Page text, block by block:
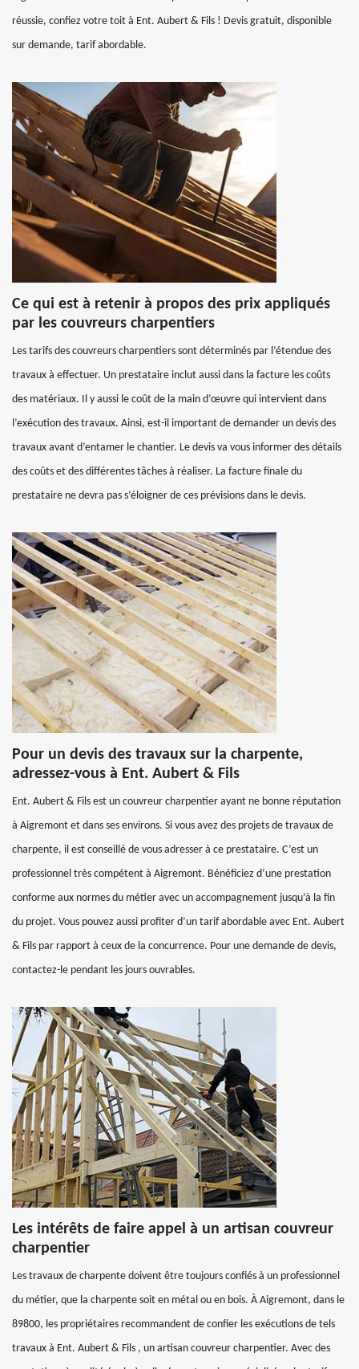
réussie, confiez votre toit à Ent. Aubert & Fils ! Devis gratuit, disponible
sur demande, tarif abordable.
Ce qui est à retenir à propos des prix appliqués
par les couvreurs charpentiers
Les tarifs des couvreurs charpentiers sont déterminés par l’étendue des
travaux à effectuer. Un prestataire inclut aussi dans la facture les coûts
des matériaux. Il y aussi le coût de la main d’œuvre qui intervient dans
l’exécution des travaux. Ainsi, est-il important de demander un devis des
travaux avant d’entamer le chantier. Le devis va vous informer des détails
des coûts et des différentes tâches à réaliser. La facture finale du
prestataire ne devra pas s’éloigner de ces prévisions dans le devis.
Pour un devis des travaux sur la charpente,
adressez-vous à Ent. Aubert & Fils
Ent. Aubert & Fils est un couvreur charpentier ayant ne bonne réputation
à Aigremont et dans ses environs. Si vous avez des projets de travaux de
charpente, il est conseillé de vous adresser à ce prestataire. C’est un
professionnel très compétent à Aigremont. Bénéficiez d’une prestation
conforme aux normes du métier avec un accompagnement jusqu’à la fin
du projet. Vous pouvez aussi profiter d’un tarif abordable avec Ent. Aubert
& Fils par rapport à ceux de la concurrence. Pour une demande de devis,
contactez-le pendant les jours ouvrables.
Les intérêts de faire appel à un artisan couvreur
charpentier
Les travaux de charpente doivent être toujours confiés à un professionnel
du métier, que la charpente soit en métal ou en bois. À Aigremont, dans le
89800, les propriétaires recommandent de confier les exécutions de tels
travaux à Ent. Aubert & Fils , un artisan couvreur charpentier. Avec des